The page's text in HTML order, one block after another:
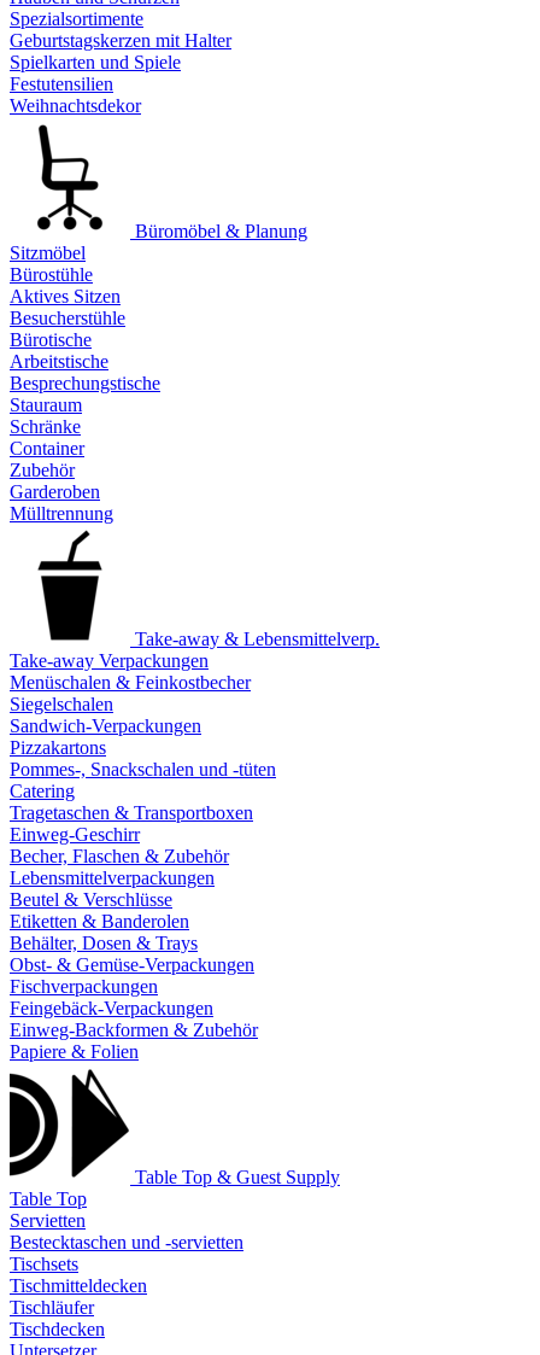
Spezialsortimente
Geburtstagskerzen mit Halter
Spielkarten und Spiele
Festutensilien
Weihnachtsdekor
Büromöbel & Planung
Sitzmöbel
Bürostühle
Aktives Sitzen
Besucherstühle
Bürotische
Arbeitstische
Besprechungstische
Stauraum
Schränke
Container
Zubehör
Garderoben
Mülltrennung
Take-away & Lebensmittelverp.
Take-away Verpackungen
Menüschalen & Feinkostbecher
Siegelschalen
Sandwich-Verpackungen
Pizzakartons
Pommes-, Snackschalen und -tüten
Catering
Tragetaschen & Transportboxen
Einweg-Geschirr
Becher, Flaschen & Zubehör
Lebensmittelverpackungen
Beutel & Verschlüsse
Etiketten & Banderolen
Behälter, Dosen & Trays
Obst- & Gemüse-Verpackungen
Fischverpackungen
Feingebäck-Verpackungen
Einweg-Backformen & Zubehör
Papiere & Folien
Table Top & Guest Supply
Table Top
Servietten
Bestecktaschen und -servietten
Tischsets
Tischmitteldecken
Tischläufer
Tischdecken